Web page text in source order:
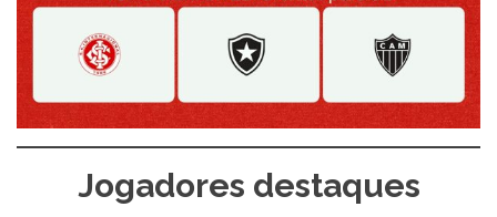
Jogadores destaques